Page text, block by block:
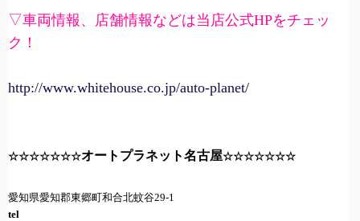
▽車両情報、店舗情報などは当店公式HPをチェッ
ク！
http://www.whitehouse.co.jp/auto-planet/
☆☆☆☆☆☆☆オートプラネット名古屋☆☆☆☆☆☆☆
愛知県愛知郡東郷町和合北蚊谷29-1
tel